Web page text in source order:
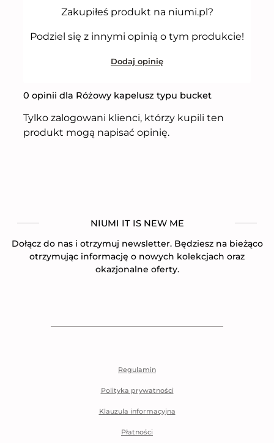
Zakupiłeś produkt na niumi.pl?
Podziel się z innymi opinią o tym produkcie!
Dodaj opinię
0 opinii dla Różowy kapelusz typu bucket
Tylko zalogowani klienci, którzy kupili ten
produkt mogą napisać opinię.
NIUMI IT IS NEW ME
Dołącz do nas i otrzymuj newsletter. Będziesz na bieżąco
otrzymując informację o nowych kolekcjach oraz
okazjonalne oferty.
Regulamin
Polityka prywatności
Klauzula informacyjna
Płatności